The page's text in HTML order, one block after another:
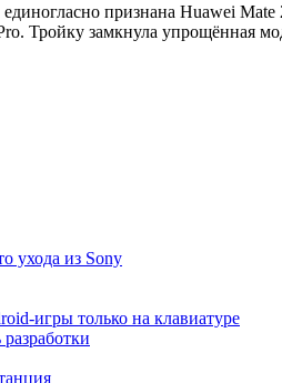
признана Huawei
Тройку замкнула упрощённая
ухода из Sony
игры только на клавиатуре